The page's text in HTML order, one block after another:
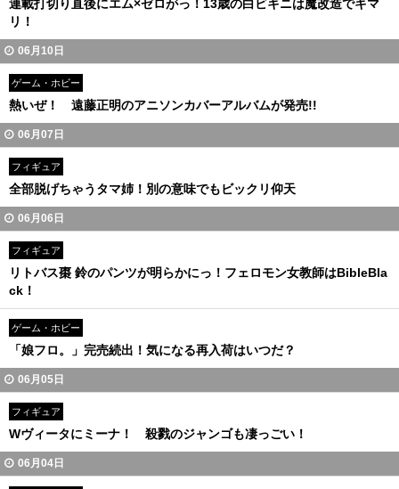
連載打切り直後にエム×ゼロがっ！13歳の白ビキニは魔改造でキマ
リ！
06月10日
ゲーム・ホビー
熱いぜ！ 遠藤正明のアニソンカバーアルバムが発売!!
06月07日
フィギュア
全部脱げちゃうタマ姉！別の意味でもビックリ仰天
06月06日
フィギュア
リトバス棗 鈴のパンツが明らかにっ！フェロモン女教師はBibleBla
ck！
ゲーム・ホビー
「娘フロ。」完売続出！気になる再入荷はいつだ？
06月05日
フィギュア
Wヴィータにミーナ！ 殺戮のジャンゴも凄っごい！
06月04日